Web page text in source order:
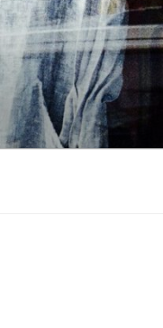
Zum
Inhalt
springen